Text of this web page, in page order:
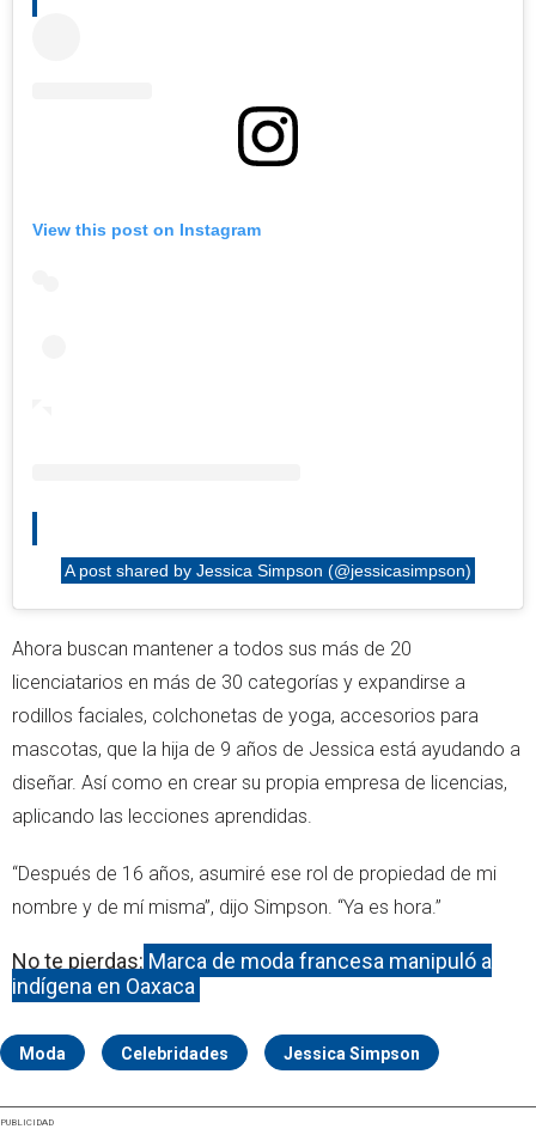
View this post on Instagram
A post shared by Jessica Simpson (@jessicasimpson)
Ahora buscan mantener a todos sus más de 20
licenciatarios en más de 30 categorías y expandirse a
rodillos faciales, colchonetas de yoga, accesorios para
mascotas, que la hija de 9 años de Jessica está ayudando a
diseñar. Así como en crear su propia empresa de licencias,
aplicando las lecciones aprendidas.
“Después de 16 años, asumiré ese rol de propiedad de mi
nombre y de mí misma”, dijo Simpson. “Ya es hora.”
No te pierdas: Marca de moda francesa manipuló a
indígena en Oaxaca
Moda Celebridades Jessica Simpson
PUBLICIDAD